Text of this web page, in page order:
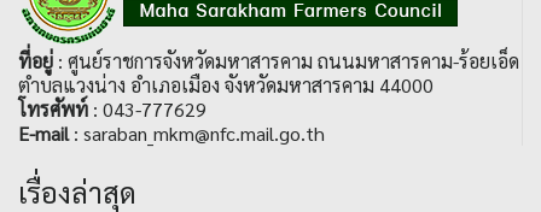
ที่อยู่ : ศูนย์ราชการจังหวัดมหาสารคาม ถนนมหาสารคาม-ร้อยเอ็ด
ตำบลแวงน่าง อำเภอเมือง จังหวัดมหาสารคาม 44000
โทรศัพท์ : 043-777629
E-mail: saraban_mkm@nfc.mail.go.th
เรื่องล่าสุด